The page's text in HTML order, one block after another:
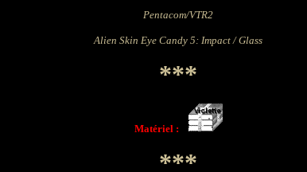
Pentacom/VTR2
Alien Skin Eye Candy 5: Impact / Glass
***
Matériel :
***